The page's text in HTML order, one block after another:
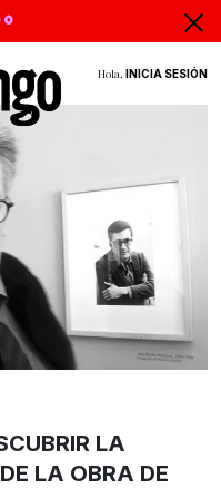
Hola, INICIA SESIÓN
LA
LA OBRA DE